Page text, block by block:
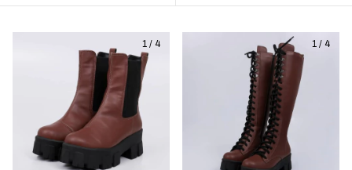
1 / 4 1 / 4